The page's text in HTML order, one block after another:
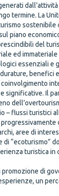
termine. La
piano
del
ed
essenziali e
significative. Il
– flussi turistici
aree di
“ecoturismo”
turistica in
di
un